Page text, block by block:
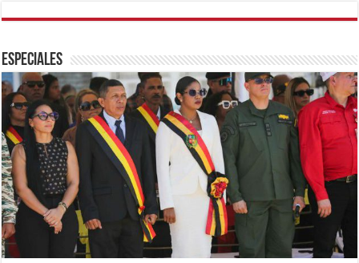
Especiales